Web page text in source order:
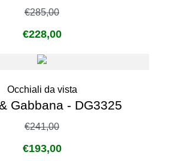
€285,00
€228,00
Occhiali da vista
Gabbana - DG3325
€241,00
€193,00